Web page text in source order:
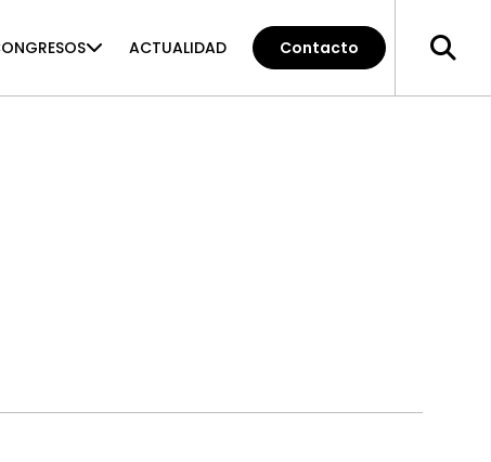
ACTUALIDAD Contacto